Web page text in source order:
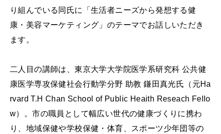
り組んでいる同氏に「生活者ニーズから発想する健
康・美容マーケティング」のテーマでお話しいただき
ます。
二人目の講師は、東京大学大学院医学系研究科 公共健
康医学専攻保健社会行動学分野 助教 鎌田真光氏（元Ha
rvard T.H Chan School of Public Heaith Reseach Fello
w）。市の職員として幅広い世代の健康づくりに携わ
り、地域保健や学校保健・体育、スポーツ少年団等の